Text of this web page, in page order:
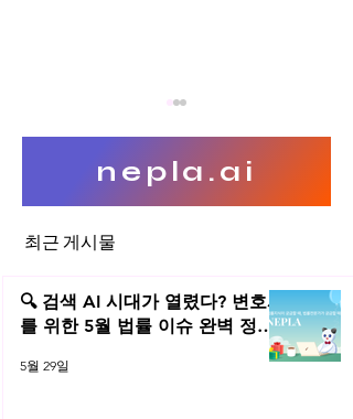
취운전도 한 번 더 점검해보세
요!
nepla.ai
최근 게시물
🔍 검색 AI 시대가 열렸다? 변호사
를 위한 5월 법률 이슈 완벽 정리 |
5월 29일